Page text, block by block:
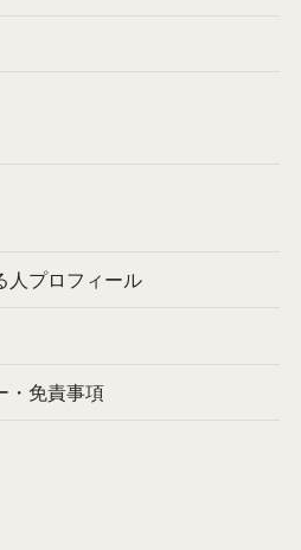
人プロフィール
・免責事項